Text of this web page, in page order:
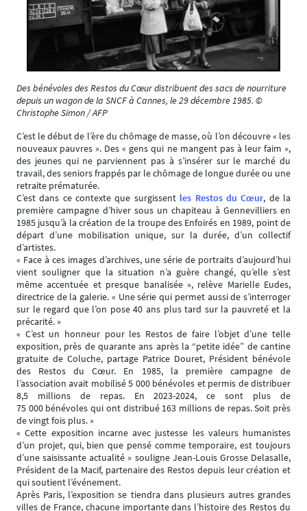
Des bénévoles des Restos du Cœur distribuent des sacs de nourriture
depuis un wagon de la SNCF à Cannes, le 29 décembre 1985. ©
Christophe Simon / AFP
C’est le début de l’ère du chômage de masse, où l’on découvre « les
nouveaux pauvres ». Des « gens qui ne mangent pas à leur faim »,
des jeunes qui ne parviennent pas à s’insérer sur le marché du
travail, des seniors frappés par le chômage de longue durée ou une
retraite prématurée.
C’est dans ce contexte que surgissent les Restos du Cœur, de la
première campagne d’hiver sous un chapiteau à Gennevilliers en
1985 jusqu’à la création de la troupe des Enfoirés en 1989, point de
départ d’une mobilisation unique, sur la durée, d’un collectif
d’artistes.
« Face à ces images d’archives, une série de portraits d’aujourd’hui
vient souligner que la situation n’a guère changé, qu’elle s’est
même accentuée et presque banalisée », relève Marielle Eudes,
directrice de la galerie. « Une série qui permet aussi de s’interroger
sur le regard que l’on pose 40 ans plus tard sur la pauvreté et la
précarité. »
« C’est un honneur pour les Restos de faire l’objet d’une telle
exposition, près de quarante ans après la “petite idée” de cantine
gratuite de Coluche, partage Patrice Douret, Président bénévole
des Restos du Cœur. En 1985, la première campagne de
l’association avait mobilisé 5 000 bénévoles et permis de distribuer
8,5 millions de repas. En 2023-2024, ce sont plus de
75 000 bénévoles qui ont distribué 163 millions de repas. Soit près
de vingt fois plus. »
« Cette exposition incarne avec justesse les valeurs humanistes
d’un projet, qui, bien que pensé comme temporaire, est toujours
d’une saisissante actualité » souligne Jean-Louis Grosse Delasalle,
Président de la Macif, partenaire des Restos depuis leur création et
qui soutient l’événement.
Après Paris, l’exposition se tiendra dans plusieurs autres grandes
villes de France, chacune importante dans l’histoire des Restos du